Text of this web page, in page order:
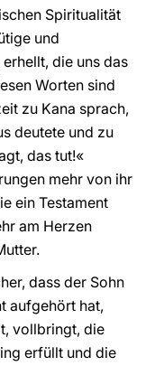
Spiritualität
und
die uns das
Worten sind
zu Kana sprach,
deutete und zu
das tut!«
mehr von ihr
ein Testament
am Herzen
dass der Sohn
aufgehört hat,
vollbringt, die
erfüllt und die